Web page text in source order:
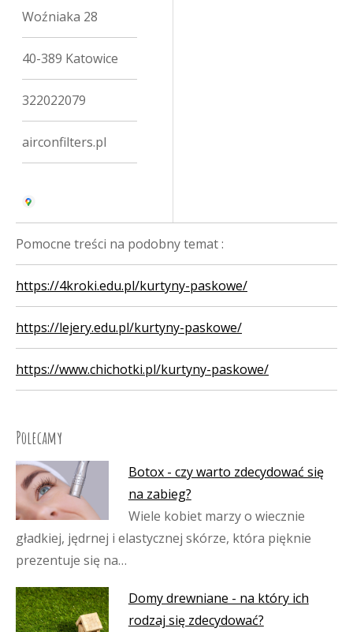
Woźniaka 28
40-389 Katowice
322022079
airconfilters.pl
Pomocne treści na podobny temat :
https://4kroki.edu.pl/kurtyny-paskowe/
https://lejery.edu.pl/kurtyny-paskowe/
https://www.chichotki.pl/kurtyny-paskowe/
Polecamy
Botox - czy warto zdecydować się
na zabieg?
Wiele kobiet marzy o wiecznie
gładkiej, jędrnej i elastycznej skórze, która pięknie
prezentuje się na…
Domy drewniane - na który ich
rodzaj się zdecydować?